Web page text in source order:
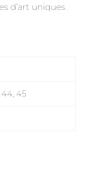
d’art uniques.
44, 45